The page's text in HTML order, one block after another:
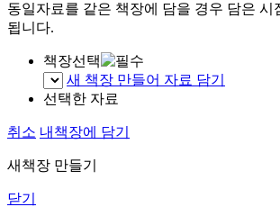
동일자료를 같은 책장에 담을 경우 담은 시
됩니다.
책장선택
새 책장 만들어 자료 담기
선택한 자료
취소 내책장에 담기
새책장 만들기
닫기